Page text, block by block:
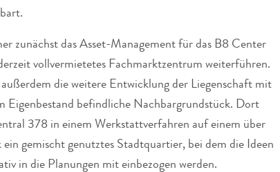
zunächst das Asset-Management für das B8 Center
vollvermietetes Fachmarktzentrum weiterführen.
die weitere Entwicklung der Liegenschaft mit
Eigenbestand befindliche Nachbargrundstück. Dort
378 in einem Werkstattverfahren auf einem über
gemischt genutztes Stadtquartier, bei dem die Ideen
in die Planungen mit einbezogen werden.